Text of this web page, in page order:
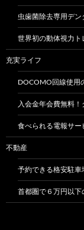
虫歯菌除去専用デン
世界初の動体視力ト
充実ライフ
DOCOMO回線使用
入会金年会費無料
食べられる電報サー
不動産
予約できる格安駐車
首都圏で６万円以下